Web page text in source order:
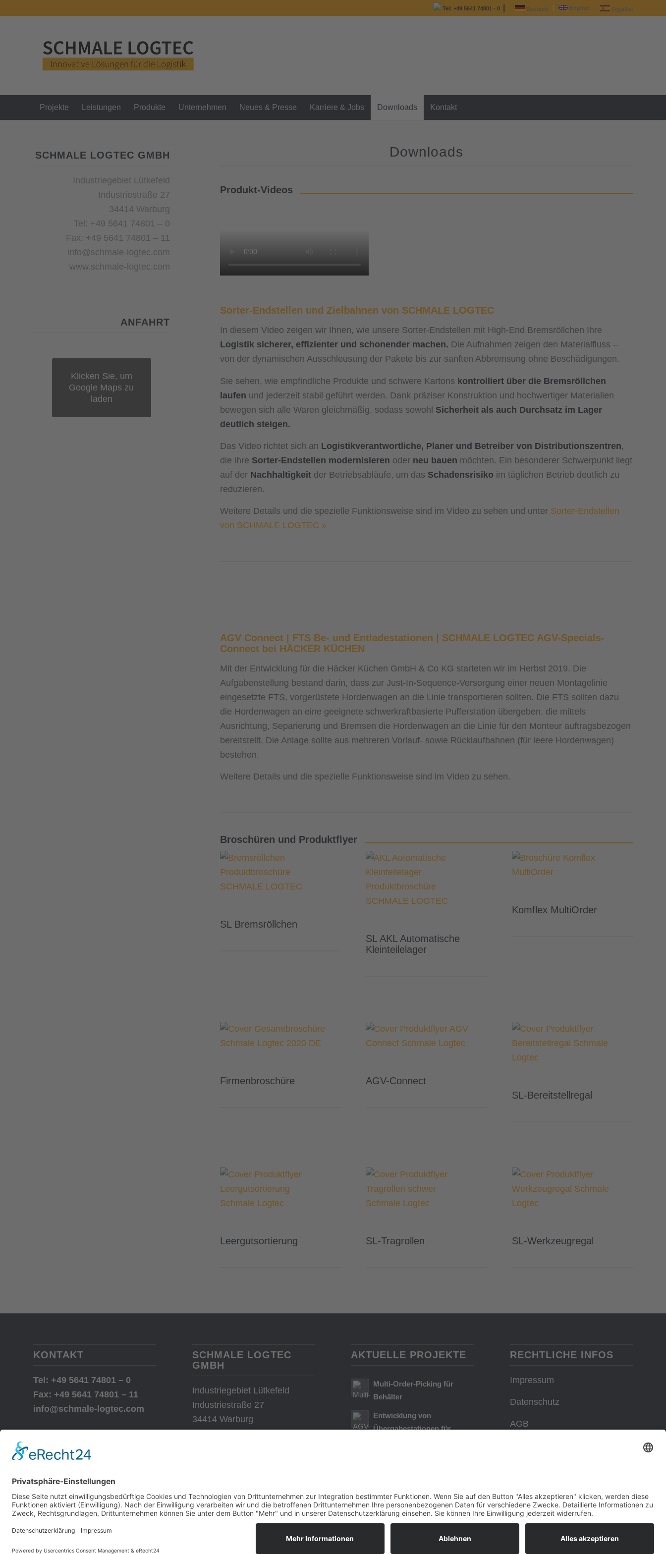
Deutsch English Español
Tel: +49 5641 74801 - 0
Projekte Leistungen Produkte Unternehmen Neues & Presse Karriere & Jobs Downloads Kontakt
Downloads
Produkt-Videos
Sorter-Endstellen und Zielbahnen von SCHMALE LOGTEC
In diesem Video zeigen wir Ihnen, wie unsere Sorter-Endstellen mit High-End Bremsröllchen Ihre
Logistik sicherer, effizienter und schonender machen. Die Aufnahmen zeigen den Materialfluss –
von der dynamischen Ausschleusung der Pakete bis zur sanften Abbremsung ohne Beschädigungen.
Sie sehen, wie empfindliche Produkte und schwere Kartons kontrolliert über die Bremsröllchen
laufen und jederzeit stabil geführt werden. Dank präziser Konstruktion und hochwertiger Materialien
bewegen sich alle Waren gleichmäßig, sodass sowohl Sicherheit als auch Durchsatz im Lager
deutlich steigen.
Das Video richtet sich an Logistikverantwortliche, Planer und Betreiber von Distributionszentren,
die ihre Sorter-Endstellen modernisieren oder neu bauen möchten. Ein besonderer Schwerpunkt liegt
auf der Nachhaltigkeitder Betriebsabläufe, um das Schadensrisiko im täglichen Betrieb deutlich zu
reduzieren.
Weitere Details und die spezielle Funktionsweise sind im Video zu sehen und unter Sorter-Endstellen
von SCHMALE LOGTEC »
AGV Connect | FTS Be- und Entladestationen | SCHMALE LOGTEC AGV-Specials-
Connect bei HÄCKER KÜCHEN
Mit der Entwicklung für die Häcker Küchen GmbH & Co KG starteten wir im Herbst 2019. Die
Aufgabenstellung bestand darin, dass zur Just-In-Sequence-Versorgung einer neuen Montagelinie
eingesetzte FTS, vorgerüstete Hordenwagen an die Linie transportieren sollten. Die FTS sollten dazu
die Hordenwagen an eine geeignete schwerkraftbasierte Pufferstation übergeben, die mittels
Ausrichtung, Separierung und Bremsen die Hordenwagen an die Linie für den Monteur auftragsbezogen
bereitstellt. Die Anlage sollte aus mehreren Vorlauf- sowie Rücklaufbahnen (für leere Hordenwagen)
bestehen.
Weitere Details und die spezielle Funktionsweise sind im Video zu sehen.
Broschüren und Produktflyer
SL Bremsröllchen
SL AKL Automatische
Kleinteilelager
Komflex MultiOrder
Firmenbroschüre
AGV-Connect
SL-Bereitstellregal
Leergutsortierung SL-Tragrollen SL-Werkzeugregal
SCHMALE LOGTEC GMBH
Industriegebiet Lütkefeld
Industriestraße 27
34414 Warburg
Tel: +49 5641 74801 – 0
Fax: +49 5641 74801 – 11
info@schmale-logtec.com
www.schmale-logtec.com
ANFAHRT
Klicken Sie, um
Google Maps zu
laden
KONTAKT
Tel: +49 5641 74801 – 0
Fax: +49 5641 74801 – 11
info@schmale-logtec.com
SCHMALE LOGTEC
GMBH
Industriegebiet Lütkefeld
Industriestraße 27
34414 Warburg
AKTUELLE PROJEKTE
Multi-Order-Picking für
Behälter
Entwicklung von
Übergabestationen für
Auftragskartons
RECHTLICHE INFOS
Impressum
Datenschutz
AGB
© Copyright - SCHMALE LOGTEC | Umsetzung:MARTIN DILLSCHNEIDER